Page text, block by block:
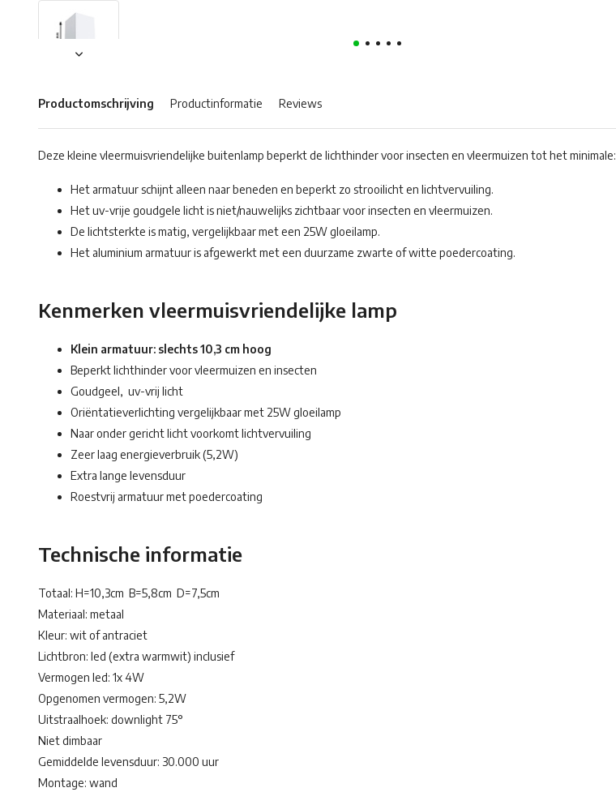
Productomschrijving Productinformatie Reviews
Deze kleine vleermuisvriendelijke buitenlamp beperkt de lichthinder voor insecten en vleermuizen tot het minimale:
Het armatuur schijnt alleen naar beneden en beperkt zo strooilicht en lichtvervuiling.
Het uv-vrije goudgele licht is niet/nauwelijks zichtbaar voor insecten en vleermuizen.
De lichtsterkte is matig, vergelijkbaar met een 25W gloeilamp.
Het aluminium armatuur is afgewerkt met een duurzame zwarte of witte poedercoating.
Kenmerken vleermuisvriendelijke lamp
Klein armatuur: slechts 10,3 cm hoog
Beperkt lichthinder voor vleermuizen en insecten
Goudgeel, uv-vrij licht
Oriëntatieverlichting vergelijkbaar met 25W gloeilamp
Naar onder gericht licht voorkomt lichtvervuiling
Zeer laag energieverbruik (5,2W)
Extra lange levensduur
Roestvrij armatuur met poedercoating
Technische informatie
Totaal: H=10,3cm B=5,8cm D=7,5cm
Materiaal: metaal
Kleur: wit of antraciet
Lichtbron: led (extra warmwit) inclusief
Vermogen led: 1x 4W
Opgenomen vermogen: 5,2W
Uitstraalhoek: downlight 75°
Niet dimbaar
Gemiddelde levensduur: 30.000 uur
Montage: wand